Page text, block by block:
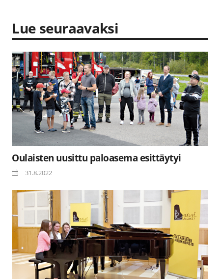
Lue seuraavaksi
Oulaisten uusittu paloasema esittäytyi
31.8.2022